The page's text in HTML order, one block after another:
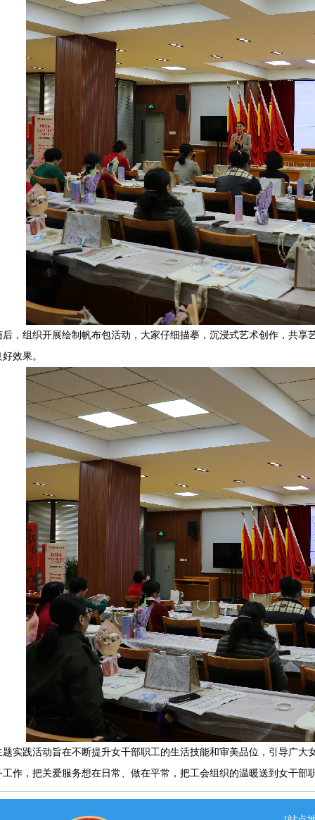
后 ，组织开展绘制帆布包活动 ，大家仔细描摹，沉浸式艺术创作，共
效果。
题实践活动旨在不断提升女干部职工的生活技能和审美品位，引导广
工作，把关爱服务想在日常、做在平常，把工会组织的温暖送到女干部